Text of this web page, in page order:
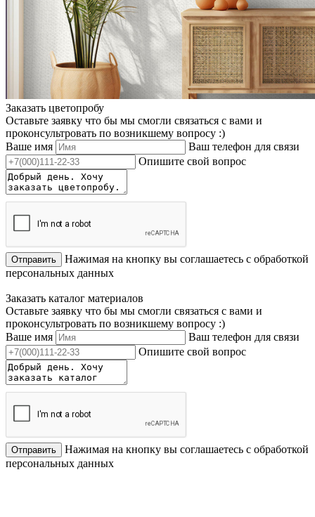
Заказать цветопробу
Оставьте заявку что бы мы смогли связаться с вами и
проконсультровать по возникшему вопросу :)
Ваше имя
Ваш телефон для связи
Опишите свой вопрос
Отправить
Нажимая на кнопку вы соглашаетесь с обработкой
персональных данных
Заказать каталог материалов
Оставьте заявку что бы мы смогли связаться с вами и
проконсультровать по возникшему вопросу :)
Ваше имя
Ваш телефон для связи
Опишите свой вопрос
Отправить
Нажимая на кнопку вы соглашаетесь с обработкой
персональных данных